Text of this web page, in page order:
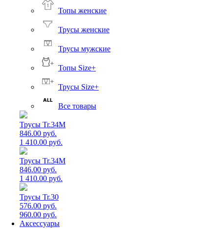
Топы женские
Трусы женские
Трусы мужские
Топы Size+
Трусы Size+
Все товары
Трусы Tr.34M
846.00 руб.
1 410.00 руб.
Трусы Tr.34M
846.00 руб.
1 410.00 руб.
Трусы Tr.30
576.00 руб.
960.00 руб.
Аксессуары